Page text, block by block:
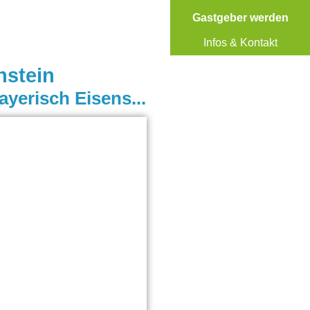
Gastgeber werden
Infos & Kontakt
6 aktivCARD Bayerischer Wald Ferienwohnungen in Bayerisch Eisenstein